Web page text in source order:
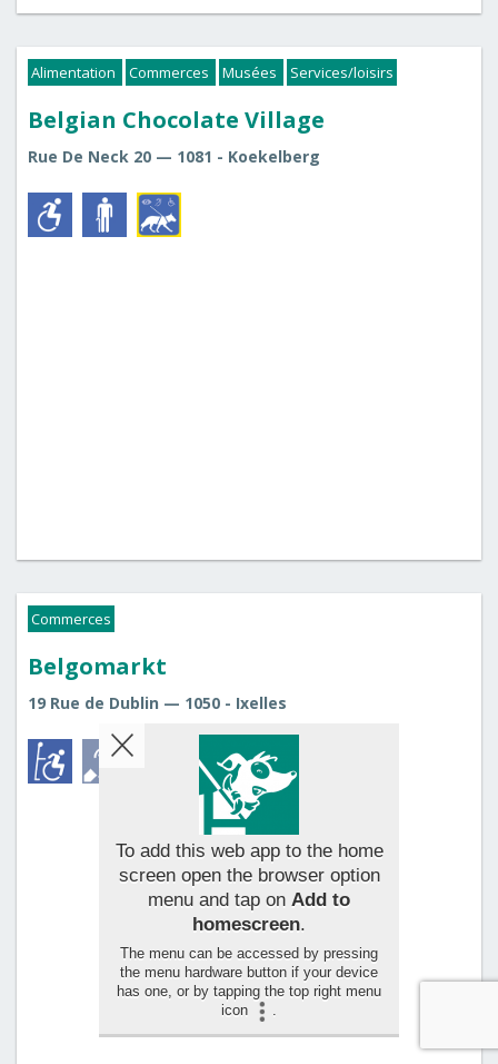
Alimentation Commerces Musées Services/loisirs
Belgian Chocolate Village
Rue De Neck 20 — 1081 - Koekelberg
Commerces
Belgomarkt
19 Rue de Dublin — 1050 - Ixelles
To add this web app to the home
screen open the browser option
menu and tap on Add to
homescreen.
The menu can be accessed by pressing
the menu hardware button if your device
has one, or by tapping the top right menu
icon
.